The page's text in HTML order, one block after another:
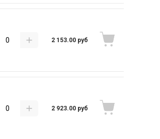
2 153.00 руб
2 923.00 руб